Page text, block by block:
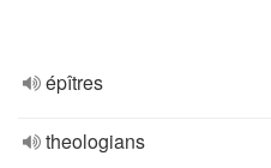
épîtres
theologians